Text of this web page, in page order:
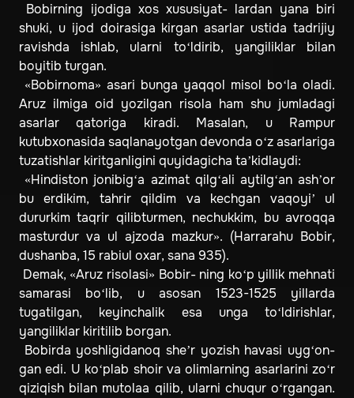
Bobirning ijodiga xos xususiyat- lardan yana biri
shuki, u ijod doirasiga kirgan asarlar ustida tadrijiy
ravishda ishlab, ularni to‘ldirib, yangiliklar bilan
boyitib turgan.
«Bobirnoma» asari bunga yaqqol misol bo‘la oladi.
Aruz ilmiga oid yozilgan risola ham shu jumladagi
asarlar qatoriga kiradi. Masalan, u Rampur
kutubxonasida saqlanayotgan devonda o‘z asarlariga
tuzatishlar kiritganligini quyidagicha ta’kidlaydi:
«Hindiston jonibig‘a azimat qilg‘ali aytilg‘an ash’or
bu erdikim, tahrir qildim va kechgan vaqoyi’ ul
dururkim taqrir qilibturmen, nechukkim, bu avroqqa
masturdur va ul ajzoda mazkur». (Harrarahu Bobir,
dushanba, 15 rabiul oxar, sana 935).
Demak, «Aruz risolasi» Bobir- ning ko‘p yillik mehnati
samarasi bo‘lib, u asosan 1523-1525 yillarda
tugatilgan, keyinchalik esa unga to‘ldirishlar,
yangiliklar kiritilib borgan.
Bobirda yoshligidanoq she’r yozish havasi uyg‘on-
gan edi. U ko‘plab shoir va olimlarning asarlarini zo‘r
qiziqish bilan mutolaa qilib, ularni chuqur o‘rgangan.